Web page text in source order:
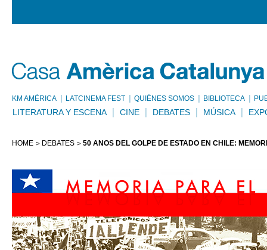
KM AMÈRICA LATCINEMA FEST QUIÉNES SOMOS BIBLIOTECA
LITERATURA Y ESCENA CINE DEBATES MÚSICA
HOME DEBATES 50 AÑOS DEL GOLPE DE ESTADO EN CHILE: